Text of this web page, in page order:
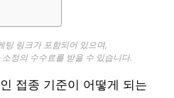
팅 링크가 포함되어 있으며,
정의 수수료를 받을 수 있습니다.
접종 기준이 어떻게 되는